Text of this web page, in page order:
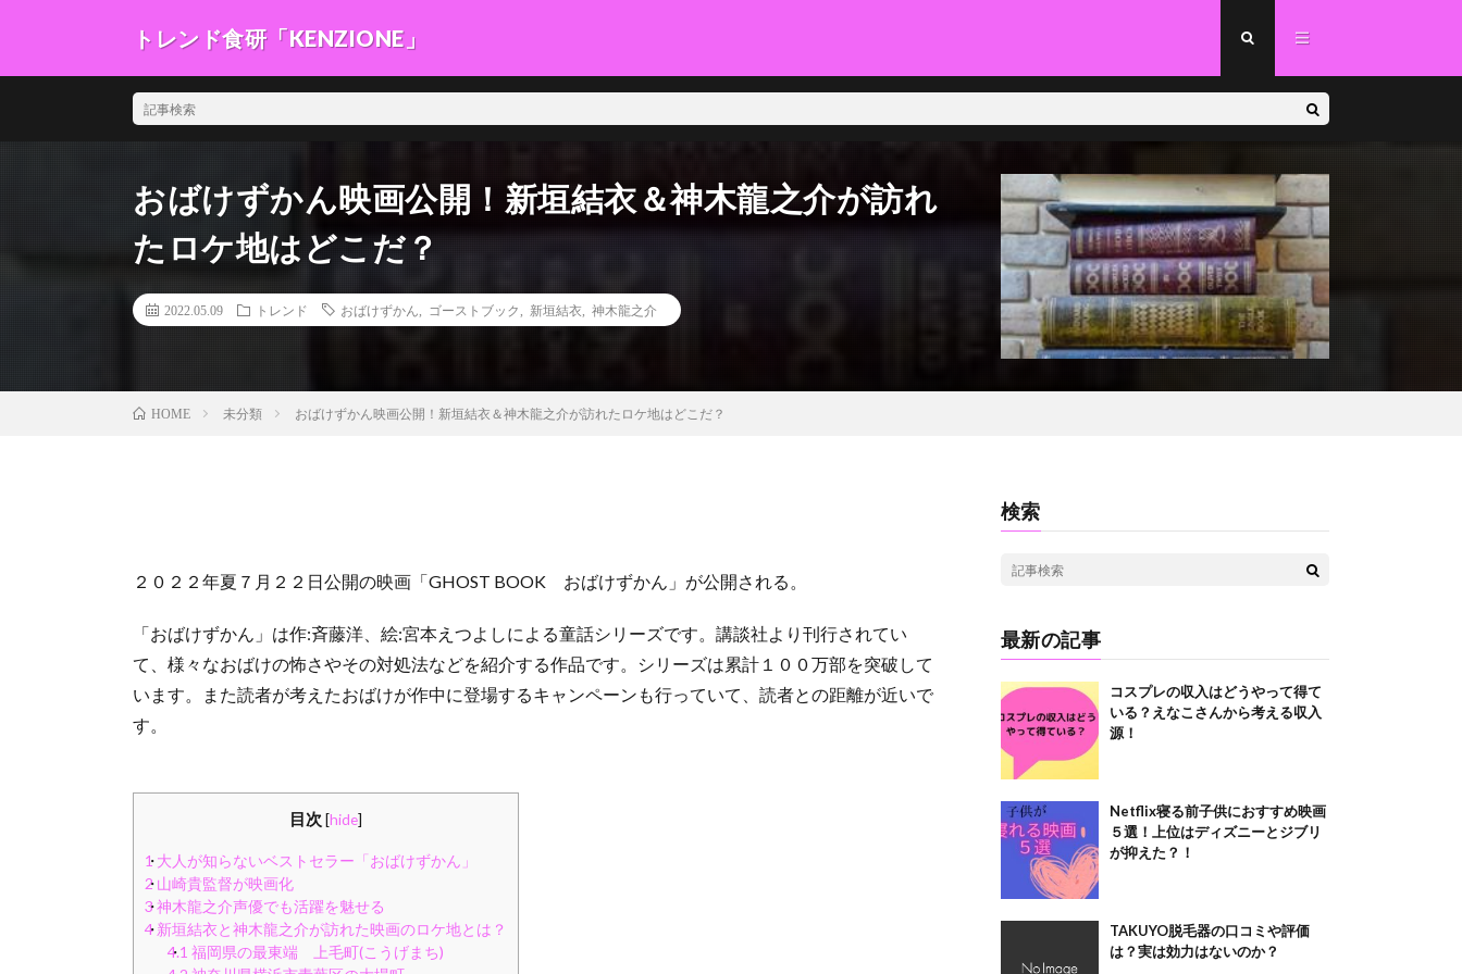
トレンド食研「KENZIONE」
おばけずかん映画公開！新垣結衣＆神木龍之介が訪れ
たロケ地はどこだ？
2022.05.09 トレンド おばけずかん ゴーストブック 新垣結衣 神木龍之介
HOME 未分類 おばけずかん映画公開！新垣結衣＆神木龍之介が訪れたロケ地はどこだ？
２０２２年夏７月２２日公開の映画「GHOST BOOK おばけずかん」が公開される。
「おばけずかん」は作:斉藤洋、絵:宮本えつよしによる童話シリーズです。講談社より刊行されてい
て、様々なおばけの怖さやその対処法などを紹介する作品です。シリーズは累計１００万部を突破して
います。また読者が考えたおばけが作中に登場するキャンペーンも行っていて、読者との距離が近いで
す。
目次 [hide]
1大人が知らないベストセラー「おばけずかん」
2山崎貴監督が映画化
3神木龍之介声優でも活躍を魅せる
4新垣結衣と神木龍之介が訪れた映画のロケ地とは？
4.1 福岡県の最東端 上毛町(こうげまち)
検索
最新の記事
コスプレの収入はどうやって得て
いる？えなこさんから考える収入
源！
Netflix寝る前子供におすすめ映画
５選！上位はディズニーとジブリ
が抑えた？！
TAKUYO脱毛器の口コミや評価
は？実は効力はないのか？